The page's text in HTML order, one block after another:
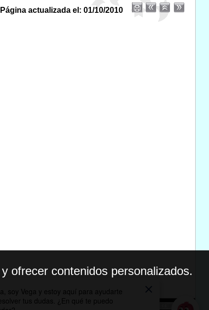
Página actualizada el: 01/10/2010
ofrecer contenidos personalizados.